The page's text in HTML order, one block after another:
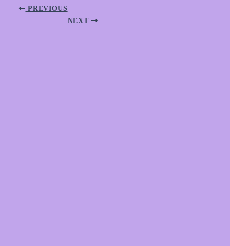
PREVIOUS
NEXT